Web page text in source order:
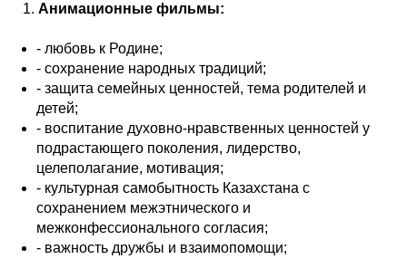
Анимационные фильмы:
- любовь к Родине;
- сохранение народных традиций;
- защита семейных ценностей, тема родителей и
детей;
- воспитание духовно-нравственных ценностей у
подрастающего поколения, лидерство,
целеполагание, мотивация;
- культурная самобытность Казахстана с
сохранением межэтнического и
межконфессионального согласия;
- важность дружбы и взаимопомощи;